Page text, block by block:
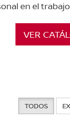
en el
VER
TODOS